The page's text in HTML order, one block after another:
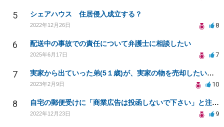
5 シェアハウス 住居侵入成立する？
2022年12月26日 8
6 配送中の事故での責任について弁護士に相談したい
2025年6月17日 7
7 実家から出ていった弟(5１歳)が、実家の物を売却したいと無理やり家に入ろうとしていて、困っています。
2023年2月9日 10
8 自宅の郵便受けに「商業広告は投函しないで下さい」と注意書きを掲載するで、商業広告の投函を禁止できる？
2022年12月23日 9